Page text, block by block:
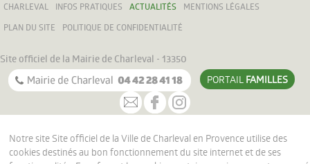
ÉDUCATION ET JEUNESSE
Petite enfance
Vie scolaire
Jeunesse
LOISIRS ET CULTURE
CHARLEVAL INFOS PRATIQUES ACTUALITÉS
MENTIONS LÉGALES
PLAN DU SITE
POLITIQUE DE CONFIDENTIALITÉ
Site officiel de la Mairie de Charleval - 13350
PORTAIL FAMILLES
Notre site Site officiel de la Ville de Charleval en Provence utilise des
cookies destinés au bon fonctionnement du site internet et de ses